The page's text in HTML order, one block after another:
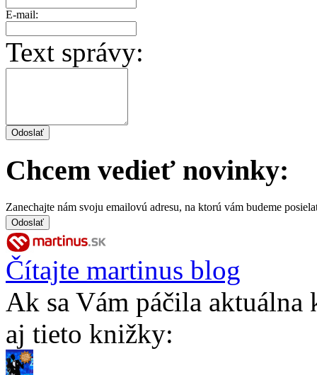
E-mail:
Text správy:
Chcem vedieť novinky:
Zanechajte nám svoju emailovú adresu, na ktorú vám budeme
Čítajte martinus blog
Ak sa Vám páčila
aj tieto knižky: